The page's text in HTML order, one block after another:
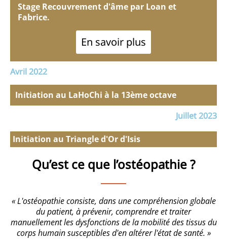
Stage Recouvrement d'âme par Loan et
Fabrice.
En savoir plus
Initiation au LaHoChi à la 13ème octave
Avril 2022
Juillet 2023
Initiation au Triangle d'Or d'Isis
Qu’est ce que l’ostéopathie ?
« L'ostéopathie consiste, dans une compréhension globale
du patient, à prévenir, comprendre et traiter
manuellement les dysfonctions de la mobilité des tissus du
corps humain susceptibles d'en altérer l'état de santé. »